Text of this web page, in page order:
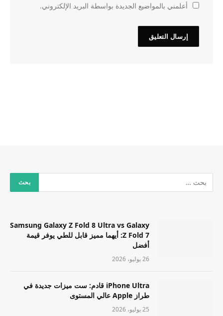
أعلمني بالمواضيع الجديدة بواسطة البريد الإلكتروني.
Samsung Galaxy Z Fold 8 Ultra vs Galaxy
Z Fold 7: أيهما مميز قابل للطي يوفر قيمة
أفضل
26 يوليو، 2026
iPhone Ultra قادم: ست ميزات جديدة في
طراز Apple عالي المستوى
25 يوليو، 2026